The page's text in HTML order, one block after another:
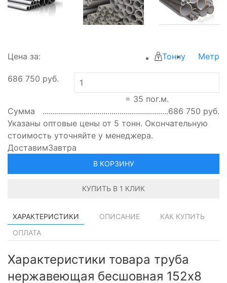
Цена за: Тонну Метр
686 750 руб.
= 35 пог.м.
Сумма
686 750 руб.
Указаны оптовые цены от 5 тонн. Окончательную
стоимость уточняйте у менеджера.
ДоставимЗавтра
В КОРЗИНУ
КУПИТЬ В 1 КЛИК
ХАРАКТЕРИСТИКИ ОПИСАНИЕ
КАК КУПИТЬ
ОПЛАТА
Характеристики товара труба
нержавеющая бесшовная 152х8